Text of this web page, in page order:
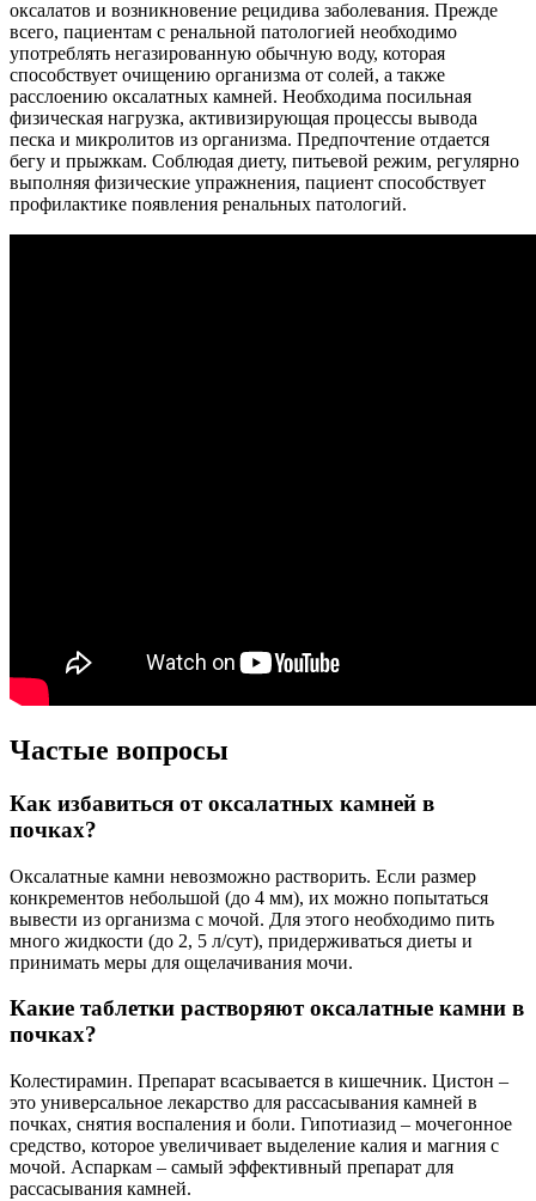
оксалатов и возникновение рецидива заболевания. Прежде
всего, пациентам с ренальной патологией необходимо
употреблять негазированную обычную воду, которая
способствует очищению организма от солей, а также
расслоению оксалатных камней. Необходима посильная
физическая нагрузка, активизирующая процессы вывода
песка и микролитов из организма. Предпочтение отдается
бегу и прыжкам. Соблюдая диету, питьевой режим, регулярно
выполняя физические упражнения, пациент способствует
профилактике появления ренальных патологий.
Частые вопросы
Как избавиться от оксалатных камней в
почках?
Оксалатные камни невозможно растворить. Если размер
конкрементов небольшой (до 4 мм), их можно попытаться
вывести из организма с мочой. Для этого необходимо пить
много жидкости (до 2, 5 л/сут), придерживаться диеты и
принимать меры для ощелачивания мочи.
Какие таблетки растворяют оксалатные камни в
почках?
Колестирамин. Препарат всасывается в кишечник. Цистон –
это универсальное лекарство для рассасывания камней в
почках, снятия воспаления и боли. Гипотиазид – мочегонное
средство, которое увеличивает выделение калия и магния с
мочой. Аспаркам – самый эффективный препарат для
рассасывания камней.